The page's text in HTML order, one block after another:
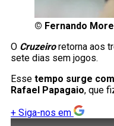
© Fernando
O Cruzeiroretorna aos
sete dias sem jogos.
Esse tempo surge
Rafael Papagaio, que
+ Siga-nos em